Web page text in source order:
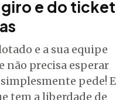
e do ticket
e a sua equipe
não precisa esperar
pede! E
tem a liberdade de